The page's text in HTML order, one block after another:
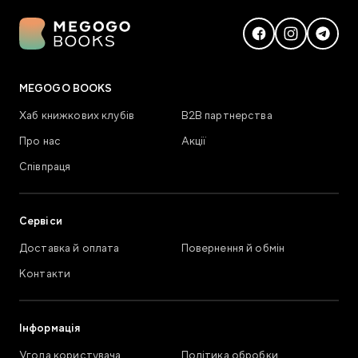
MEGOGO BOOKS
Хаб книжкових клубів
В2В партнерства
Про нас
Акції
Співпраця
Сервіси
Доставка й оплата
Повернення й обмін
Контакти
Інформація